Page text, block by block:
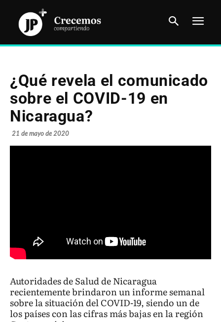
¿Qué revela el comunicado
sobre el COVID-19 en
Nicaragua?
21 de mayo de 2020
Autoridades de Salud de Nicaragua
recientemente brindaron un informe semanal
sobre la situación del COVID-19, siendo un de
los países con las cifras más bajas en la región